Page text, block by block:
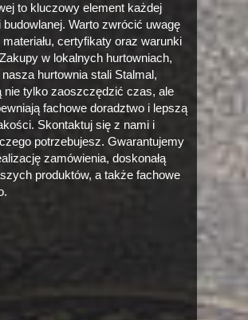
to kluczowy element każdej
budowlanej. Warto zwrócić uwagę
certyfikaty oraz warunki
w lokalnych hurtowniach,
hurtownia stali Stalmal,
nie tylko zaoszczędzić czas, ale
fachowe doradztwo i lepszą
Skontaktuj się z nami i
potrzebujesz. Gwarantujemy
zamówienia, doskonałą
produktów, a także fachowe